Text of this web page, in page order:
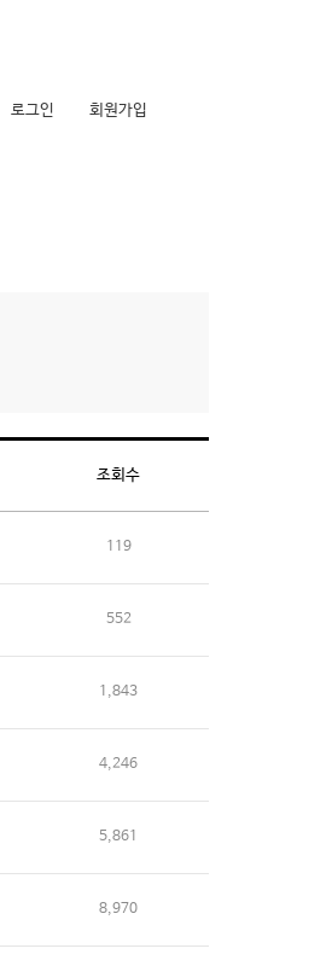
로그인 회원가입
조회수
119
552
1,843
4,246
5,861
8,970